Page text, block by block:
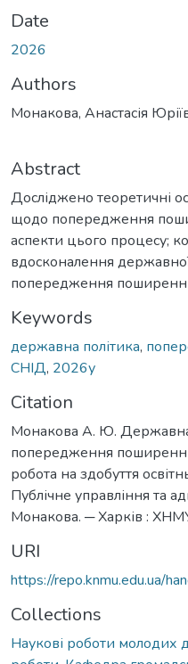
Date
2026
Authors
Монакова, Анастасія
Abstract
Досліджено теоретичні
щодо попередження
аспекти цього процесу;
вдосконалення
попередження
Keywords
державна політика,
СНІД, 2026у
Citation
Монакова А. Ю.
попередження
робота на здобуття
Публічне управління та
Монакова. ─ Харків :
URI
https://repo.knmu.edu.ua/
Collections
Наукові роботи молодих